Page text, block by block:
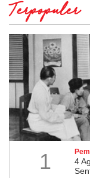
Terpopuler
1
4